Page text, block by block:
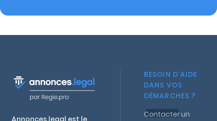
Annonces.legal est le
BESOIN D'AIDE
DANS VOS
DÉMARCHES ?
Contacter un